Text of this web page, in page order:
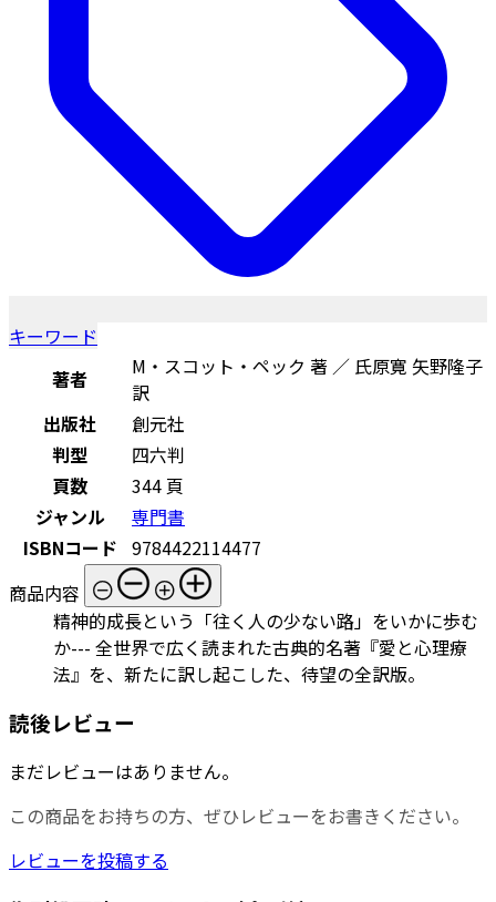
キーワード
著者
M・スコット・ペック 著 ／ 氏原寛 矢野隆子
訳
出版社
創元社
判型
四六判
頁数
344 頁
ジャンル
専門書
ISBNコード 9784422114477
商品内容
精神的成長という「往く人の少ない路」をいかに歩む
か--- 全世界で広く読まれた古典的名著『愛と心理療
法』を、新たに訳し起こした、待望の全訳版。
読後レビュー
まだレビューはありません。
この商品をお持ちの方、ぜひレビューをお書きください。
レビューを投稿する